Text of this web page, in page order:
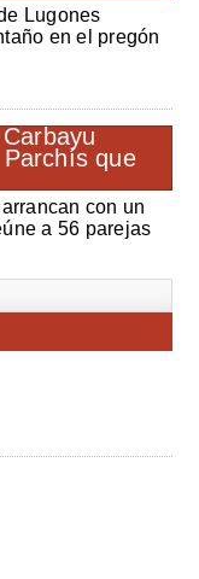
Lugones
en el pregón
con un
a 56 parejas